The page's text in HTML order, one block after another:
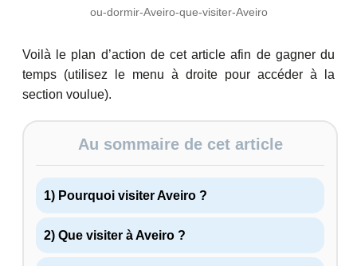
ou-dormir-Aveiro-que-visiter-Aveiro
Voilà le plan d’action de cet article afin de gagner du
temps (utilisez le menu à droite pour accéder à la
section voulue).
Au sommaire de cet article
1) Pourquoi visiter Aveiro ?
2) Que visiter à Aveiro ?